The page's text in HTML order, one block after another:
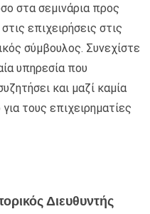
στα σεμινάρια προς
επιχειρήσεις στις
σύμβουλος. Συνεχίστε
υπηρεσία που
και μαζί καμία
τους επιχειρηματίες
Διευθυντής